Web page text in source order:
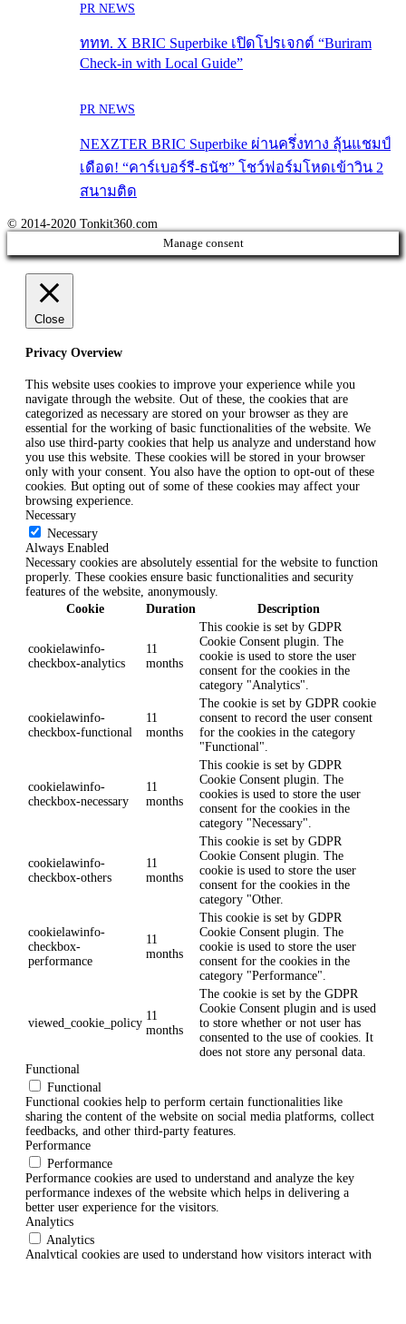
PR NEWS
ททท. X BRIC Superbike เปิดโปรเจกต์ “Buriram
Check-in with Local Guide”
PR NEWS
NEXZTER BRIC Superbike ผ่านครึ่งทาง ลุ้นแชมป์
เดือด! “คาร์เบอร์รี-ธนัช” โชว์ฟอร์มโหดเข้าวิน 2
สนามติด
© 2014-2020 Tonkit360.com
Manage consent
Close
Privacy Overview
This website uses cookies to improve your experience while you
navigate through the website. Out of these, the cookies that are
categorized as necessary are stored on your browser as they are
essential for the working of basic functionalities of the website. We
also use third-party cookies that help us analyze and understand how
you use this website. These cookies will be stored in your browser
only with your consent. You also have the option to opt-out of these
cookies. But opting out of some of these cookies may affect your
browsing experience.
Necessary
Necessary
Always Enabled
Necessary cookies are absolutely essential for the website to function
properly. These cookies ensure basic functionalities and security
features of the website, anonymously.
Cookie
Duration Description
cookielawinfo-
checkbox-analytics
11
months
This cookie is set by GDPR
Cookie Consent plugin. The
cookie is used to store the user
consent for the cookies in the
category "Analytics".
cookielawinfo-
checkbox-functional
11
months
The cookie is set by GDPR cookie
consent to record the user consent
for the cookies in the category
"Functional".
cookielawinfo-
checkbox-necessary
11
months
This cookie is set by GDPR
Cookie Consent plugin. The
cookies is used to store the user
consent for the cookies in the
category "Necessary".
cookielawinfo-
checkbox-others
11
months
This cookie is set by GDPR
Cookie Consent plugin. The
cookie is used to store the user
consent for the cookies in the
category "Other.
cookielawinfo-
checkbox-
performance
11
months
This cookie is set by GDPR
Cookie Consent plugin. The
cookie is used to store the user
consent for the cookies in the
category "Performance".
viewed_cookie_policy
11
months
The cookie is set by the GDPR
Cookie Consent plugin and is used
to store whether or not user has
consented to the use of cookies. It
does not store any personal data.
Functional
Functional
Functional cookies help to perform certain functionalities like
sharing the content of the website on social media platforms, collect
feedbacks, and other third-party features.
Performance
Performance
Performance cookies are used to understand and analyze the key
performance indexes of the website which helps in delivering a
better user experience for the visitors.
Analytics
Analytics
Analytical cookies are used to understand how visitors interact with